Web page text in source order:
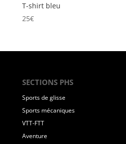
T-shirt bleu
25€
SECTIONS PHS
Sports de glisse
Sports mécaniques
VTT-FTT
Aventure